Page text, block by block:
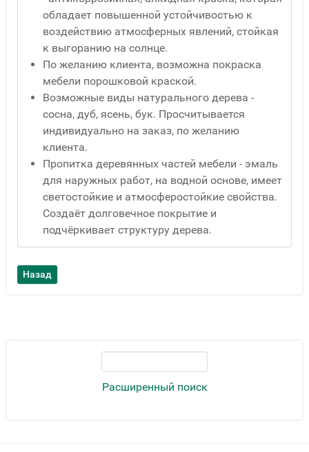
Расширенный поиск
обладает повышенной устойчивостью к
воздействию атмосферных явлений, стойкая
к выгоранию на солнце.
По желанию клиента, возможна покраска
мебели порошковой краской.
Возможные виды натурального дерева -
сосна, дуб, ясень, бук. Просчитывается
индивидуально на заказ, по желанию
клиента.
Пропитка деревянных частей мебели - эмаль
для наружных работ, на водной основе, имеет
светостойкие и атмосферостойкие свойства.
Создаёт долговечное покрытие и
подчёркивает структуру дерева.